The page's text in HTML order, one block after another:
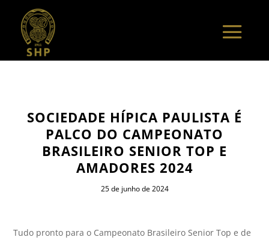
SOCIEDADE HÍPICA PAULISTA É
PALCO DO CAMPEONATO
BRASILEIRO SENIOR TOP E
AMADORES 2024
25 de junho de 2024
Tudo pronto para o Campeonato Brasileiro Senior Top e de